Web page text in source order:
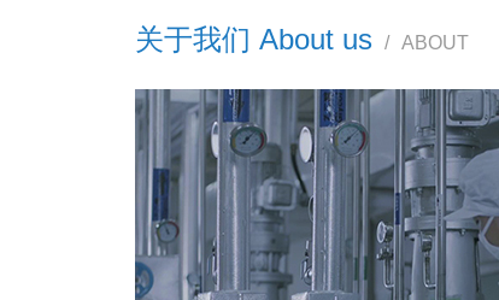
关于我们 About us / ABOUT